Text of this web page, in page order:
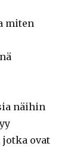
miten
näihin
ovat